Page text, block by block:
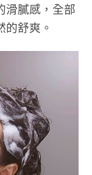
滑膩感，全部
舒爽。